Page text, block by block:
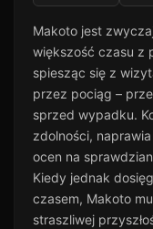
Makoto jest
większość czasu z
spiesząc się z
przez pociąg –
sprzed wypadku.
zdolności,
ocen na
Kiedy jednak
czasem, Makoto
straszliwej